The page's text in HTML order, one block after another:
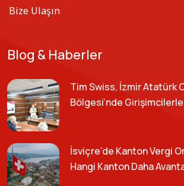
Bize Ulaşın
Blog & Haberler
Tim Swiss, İzmir Atatürk
Bölgesi’nde
İsviçre’de Kanton Vergi
Hangi Kanton Daha